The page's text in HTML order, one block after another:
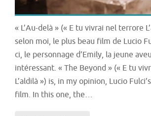
« L’Au-delà » (« E tu vivrai nel terrore
selon moi, le plus beau film de Lucio
ci, le personnage d’Emily, la jeune
intéressant. « The Beyond » (« E tu
L’aldilà ») is, in my opinion, Lucio
film. In this one, the…